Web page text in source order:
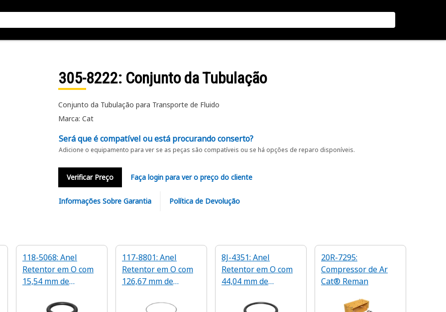
305-8222: Conjunto da Tubulação
Conjunto da Tubulação para Transporte de Fluido
Marca: Cat
Será que é compatível ou está procurando conserto?
Adicione o equipamento para ver se as peças são compatíveis ou se há opções de reparo disponíveis.
Verificar Preço Faça login para ver o preço do cliente
Informações Sobre Garantia Política de Devolução
118-5068: Anel
Retentor em O com
15,54 mm de
117-8801: Anel
Retentor em O com
126,67 mm de
8J-4351: Anel
Retentor em O com
44,04 mm de
20R-7295:
Compressor de Ar
Cat® Reman